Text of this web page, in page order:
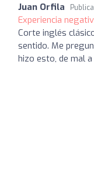
Juan Orfila
Experiencia
Corte inglés
sentido. Me
hizo esto, de mal